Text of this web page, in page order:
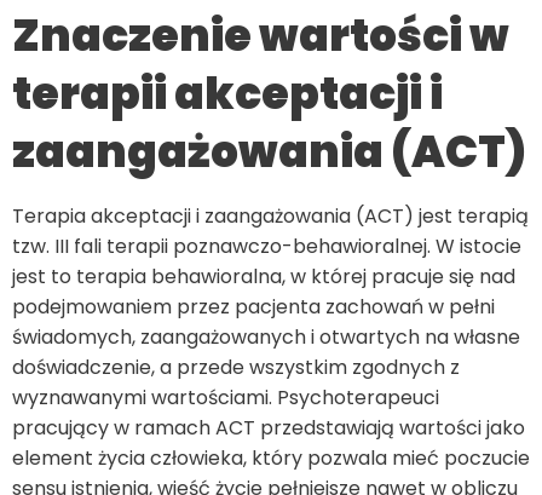
Znaczenie wartości w
terapii akceptacji i
zaangażowania (ACT)
Terapia akceptacji i zaangażowania (ACT) jest terapią
tzw. III fali terapii poznawczo-behawioralnej. W istocie
jest to terapia behawioralna, w której pracuje się nad
podejmowaniem przez pacjenta zachowań w pełni
świadomych, zaangażowanych i otwartych na własne
doświadczenie, a przede wszystkim zgodnych z
wyznawanymi wartościami. Psychoterapeuci
pracujący w ramach ACT przedstawiają wartości jako
element życia człowieka, który pozwala mieć poczucie
sensu istnienia, wieść życie pełniejsze nawet w obliczu